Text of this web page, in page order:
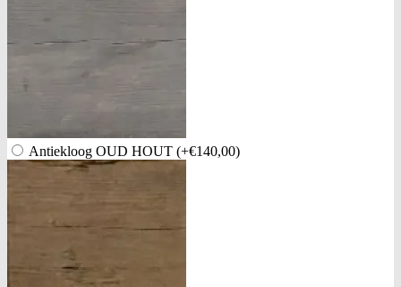
Antiekloog OUD HOUT (+€140,00)